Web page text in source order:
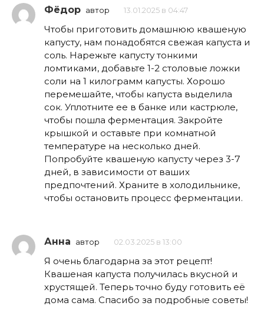
Фёдор автор 13.01.2025 в 04:47
Чтобы приготовить домашнюю квашеную
капусту, нам понадобятся свежая капуста и
соль. Нарежьте капусту тонкими
ломтиками, добавьте 1-2 столовые ложки
соли на 1 килограмм капусты. Хорошо
перемешайте, чтобы капуста выделила
сок. Уплотните ее в банке или кастрюле,
чтобы пошла ферментация. Закройте
крышкой и оставьте при комнатной
температуре на несколько дней.
Попробуйте квашеную капусту через 3-7
дней, в зависимости от ваших
предпочтений. Храните в холодильнике,
чтобы остановить процесс ферментации.
Анна автор 02.03.2025 в 13:00
Я очень благодарна за этот рецепт!
Квашеная капуста получилась вкусной и
хрустящей. Теперь точно буду готовить её
дома сама. Спасибо за подробные советы!